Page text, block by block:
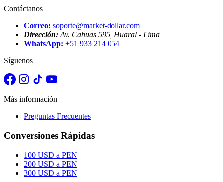
Contáctanos
Correo: soporte@market-dollar.com
Dirección:Av. Cahuas 595, Huaral - Lima
WhatsApp: +51 933 214 054
Síguenos
Más información
Preguntas Frecuentes
Conversiones Rápidas
100 USD a PEN
200 USD a PEN
300 USD a PEN